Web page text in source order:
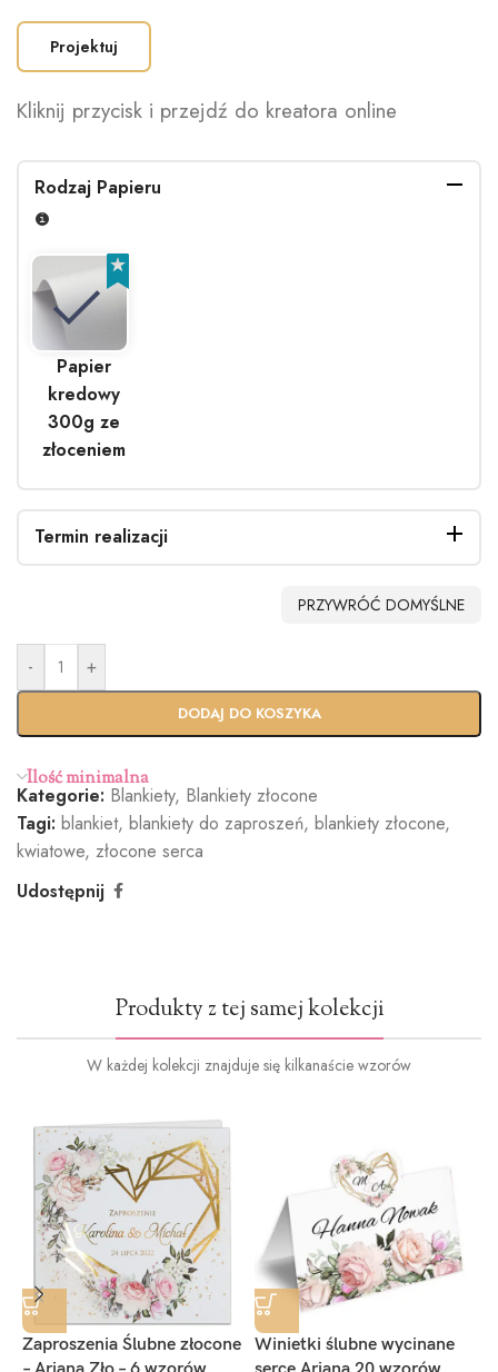
Projektuj
Kliknij przycisk i przejdź do kreatora online
Rodzaj Papieru
Papier
kredowy
300g ze
złoceniem
Termin realizacji
Standardo
Ekspres
(+100zł)
PRZYWRÓĆ DOMYŚLNE
- +
DODAJ DO KOSZYKA
Ilość minimalna
Kategorie: Blankiety, Blankiety złocone
Tagi: blankiet, blankiety do zaproszeń, blankiety złocone,
kwiatowe, złocone serca
Udostępnij
Produkty z tej samej kolekcji
W każdej kolekcji znajduje się kilkanaście wzorów
Zaproszenia Ślubne złocone
Winietki ślubne wycinane